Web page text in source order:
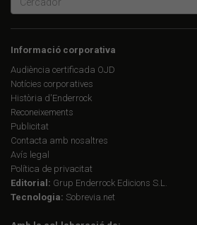
Informació corporativa
Audiència certificada OJD
Notícies corporatives
Història d'Enderrock
Reconeixements
Publicitat
Contacta amb nosaltres
Avís legal
Política de privacitat
Editorial: Grup Enderrock Edicions S.L.
Tecnologia: Sobrevia.net